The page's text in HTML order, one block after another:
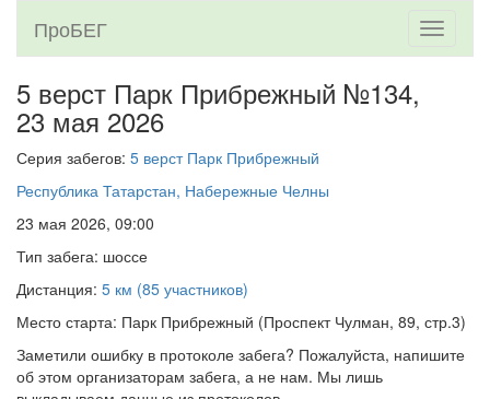
Toggle
ПроБЕГ
5 верст Парк Прибрежный №134,
23 мая 2026
Серия забегов: 5 верст Парк Прибрежный
Республика Татарстан, Набережные Челны
23 мая 2026, 09:00
Тип забега: шоссе
Дистанция: 5 км (85 участников)
Место старта: Парк Прибрежный (Проспект Чулман, 89, стр.3)
Заметили ошибку в протоколе забега? Пожалуйста, напишите
об этом организаторам забега, а не нам. Мы лишь